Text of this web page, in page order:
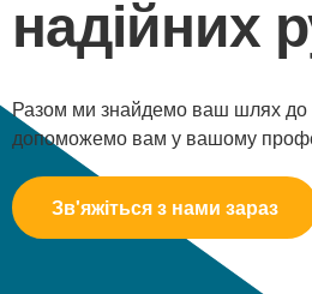
надійних
Разом ми знайдемо ваш шлях до
допоможемо вам у вашому
Зв'яжіться з нами зараз